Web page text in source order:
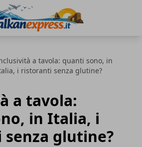
a tavola: quanti sono, in
i ristoranti senza glutine?
a tavola:
in Italia, i
glutine?